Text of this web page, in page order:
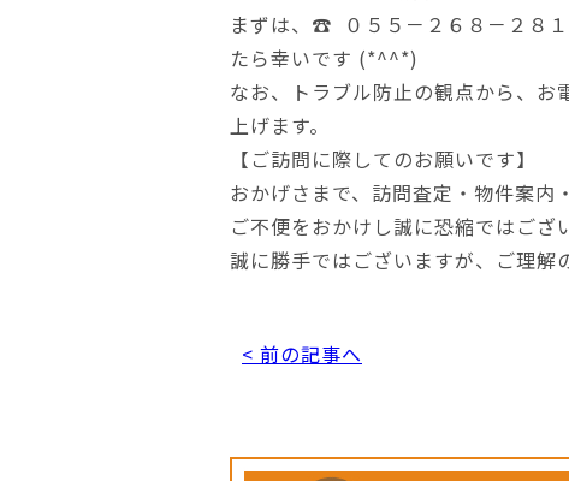
まずは、☎ ０５５－２６８－２８
たら幸いです (*^^*)
なお、トラブル防止の観点から、
上げます。
【ご訪問に際してのお願いです】
おかげさまで、訪問査定・物件案内
ご不便をおかけし誠に恐縮ではござ
誠に勝手ではございますが、ご理解
< 前の記事へ